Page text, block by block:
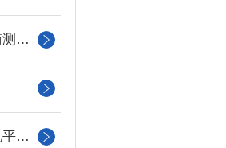
动平衡测试|动平衡测量仪
数字选频电平表|电平振荡器